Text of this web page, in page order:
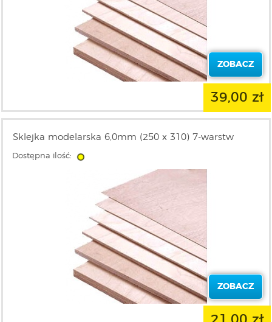
ZOBACZ
39,00 zł
Sklejka modelarska 6,0mm (250 x 310) 7-warstw
Dostępna ilość:
ZOBACZ